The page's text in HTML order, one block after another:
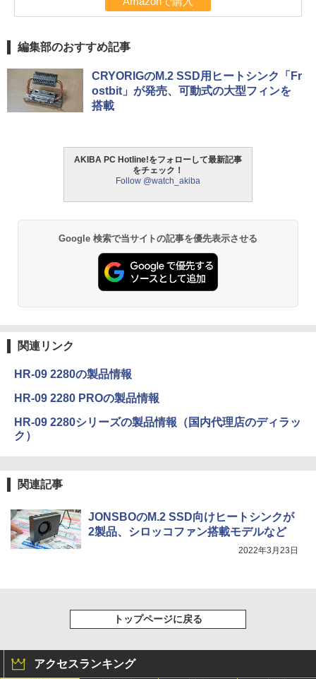
編集部のおすすめ記事
CRYORIGのM.2 SSD用ヒートシンク「Fr
ostbit」が発売、可動式の大型フィンを
搭載
AKIBA PC Hotline!をフォローして最新記事
をチェック！
Follow @watch_akiba
Google 検索で当サイトの記事を優先表示させる
関連リンク
HR-09 2280の製品情報
HR-09 2280 PROの製品情報
HR-09 2280シリーズの製品情報（国内代理店のディラッ
ク）
関連記事
JONSBOのM.2 SSD向けヒートシンクが
2製品、シロッコファン搭載モデルなど
2022年3月23日
トップページに戻る
アクセスランキング